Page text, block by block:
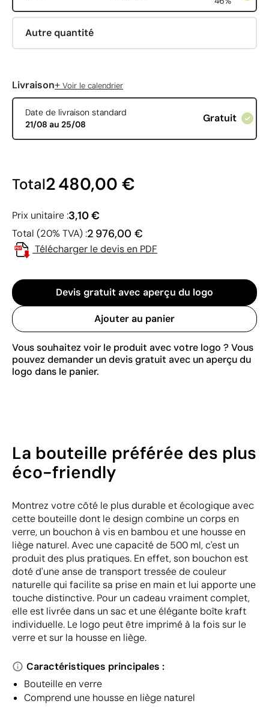
Autre quantité
Livraison+ Voir le calendrier
Date de livraison standard
21/08 au 25/08
Gratuit
Total2 480,00 €
Prix unitaire :3,10 €
Total (20% TVA) :2 976,00 €
Télécharger le devis en PDF
Devis gratuit avec aperçu du logo
Ajouter au panier
Vous souhaitez voir le produit avec votre logo ? Vous
pouvez demander un devis gratuit avec un aperçu du
logo dans le panier.
La bouteille préférée des plus
éco-friendly
Montrez votre côté le plus durable et écologique avec
cette bouteille dont le design combine un corps en
verre, un bouchon à vis en bambou et une housse en
liège naturel. Avec une capacité de 500 ml, c'est un
produit des plus pratiques. En effet, son bouchon est
doté d'une anse de transport tressée de couleur
naturelle qui facilite sa prise en main et lui apporte une
touche distinctive. Pour un cadeau vraiment complet,
elle est livrée dans un sac et une élégante boîte kraft
individuelle. Le logo peut être imprimé à la fois sur le
verre et sur la housse en liège.
Caractéristiques principales :
Bouteille en verre
Comprend une housse en liège naturel